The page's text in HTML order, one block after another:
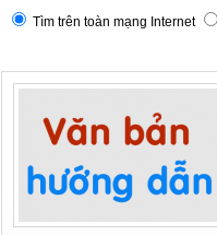
Tìm trên toàn mạng Internet